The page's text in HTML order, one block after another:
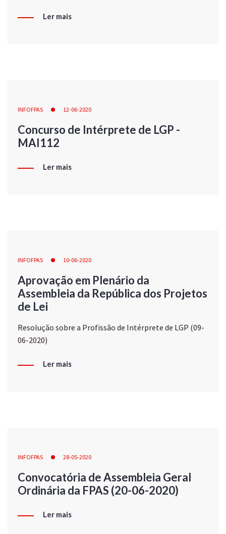
Ler mais
INFOFPAS 12-06-2020
Concurso de Intérprete de LGP -
MAI112
Ler mais
INFOFPAS 10-06-2020
Aprovação em Plenário da
Assembleia da República dos Projetos
de Lei
Resolução sobre a Profissão de Intérprete de LGP (09-
06-2020)
Ler mais
INFOFPAS 28-05-2020
Convocatória de Assembleia Geral
Ordinária da FPAS (20-06-2020)
Ler mais